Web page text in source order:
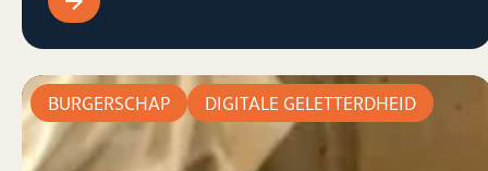
BURGERSCHAP DIGITALE GELETTERDHEID